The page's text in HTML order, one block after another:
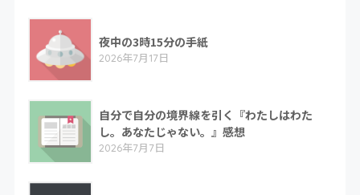
夜中の3時15分の手紙
2026年7月17日
自分で自分の境界線を引く『わたしはわた
し。あなたじゃない。』感想
2026年7月7日